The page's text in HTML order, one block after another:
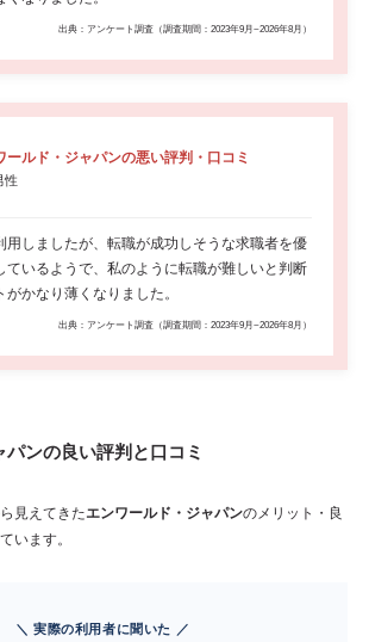
出典：アンケート調査（調査期間：2023年9月~2026年8月）
ールド・ジャパンの悪い評判・口コミ
性
用しましたが、転職が成功しそうな求職者を優
ているようで、私のように転職が難しいと判断
がかなり薄くなりました。
出典：アンケート調査（調査期間：2023年9月~2026年8月）
ンの良い評判と口コミ
見えてきたエンワールド・ジャパンのメリット・良
います。
＼ 実際の利用者に聞いた ／